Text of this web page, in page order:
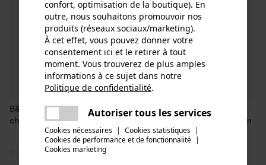
Bâche de barrage KOX pour la
chasse
Filet d'avertissement/de
signalisation KOX forêt 4 x 1 m
avec œillets en acier
inoxydable
confort, optimisation de la boutique). En
outre, nous souhaitons promouvoir nos
produits (réseaux sociaux/marketing).
À cet effet, vous pouvez donner votre
consentement ici et le retirer à tout
moment. Vous trouverez de plus amples
informations à ce sujet dans notre
Politique de confidentialité.
Autoriser tous les services
Cookies nécessaires | Cookies statistiques |
Cookies de performance et de fonctionnalité |
Cookies marketing
Une erreur s'est produite. Veuillez
essayer encore.
partager
partager
mail